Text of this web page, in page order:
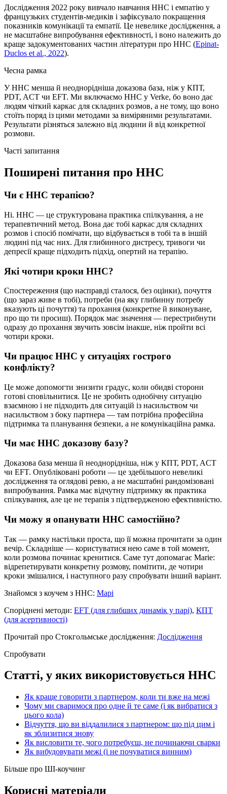
Дослідження 2022 року вивчало навчання ННС і емпатію у
французьких студентів-медиків і зафіксувало покращення
показників комунікації та емпатії. Це невелике дослідження, а
не масштабне випробування ефективності, і воно належить до
краще задокументованих частин літератури про ННС (Epinat-
Duclos et al., 2022).
Чесна рамка
У ННС менша й неоднорідніша доказова база, ніж у КПТ,
PDT, ACT чи EFT. Ми включаємо ННС у Verke, бо воно дає
людям чіткий каркас для складних розмов, а не тому, що воно
стоїть поряд із цими методами за виміряними результатами.
Результати різняться залежно від людини й від конкретної
розмови.
Часті запитання
Поширені питання про ННС
Чи є ННС терапією?
Ні. ННС — це структурована практика спілкування, а не
терапевтичний метод. Вона дає тобі каркас для складних
розмов і спосіб помічати, що відбувається в тобі та в іншій
людині під час них. Для глибинного дистресу, тривоги чи
депресії краще підходить підхід, опертий на терапію.
Які чотири кроки ННС?
Спостереження (що насправді сталося, без оцінки), почуття
(що зараз живе в тобі), потреби (на яку глибинну потребу
вказують ці почуття) та прохання (конкретне й виконуване,
про що ти просиш). Порядок має значення — перестрибнути
одразу до прохання звучить зовсім інакше, ніж пройти всі
чотири кроки.
Чи працює ННС у ситуаціях гострого
конфлікту?
Це може допомогти знизити градус, коли обидві сторони
готові сповільнитися. Це не зробить однобічну ситуацію
взаємною і не підходить для ситуацій із насильством чи
насильством з боку партнера — там потрібна професійна
підтримка та планування безпеки, а не комунікаційна рамка.
Чи має ННС доказову базу?
Доказова база менша й неоднорідніша, ніж у КПТ, PDT, ACT
чи EFT. Опубліковані роботи — це здебільшого невеликі
дослідження та оглядові ревю, а не масштабні рандомізовані
випробування. Рамка має відчутну підтримку як практика
спілкування, але це не терапія з підтвердженою ефективністю.
Чи можу я опанувати ННС самостійно?
Так — рамку настільки проста, що її можна прочитати за один
вечір. Складніше — користуватися нею саме в той момент,
коли розмова починає кренитися. Саме тут допомагає Marie:
відрепетирувати конкретну розмову, помітити, де чотири
кроки змішалися, і наступного разу спробувати інший варіант.
Знайомся з коучем з ННС: Марі
Споріднені методи: EFT (для глибших динамік у парі), КПТ
(для асертивності)
Прочитай про Стокгольмське дослідження: Дослідження
Спробувати
Статті, у яких використовується ННС
Як краще говорити з партнером, коли ти вже на межі
Чому ми сваримося про одне й те саме (і як вибратися з
цього кола)
Відчуття, що ви віддалилися з партнером: що під цим і
як зблизитися знову
Як висловити те, чого потребуєш, не починаючи сварки
Як вибудовувати межі (і не почуватися винним)
Більше про ШІ-коучинг
Корисні матеріали